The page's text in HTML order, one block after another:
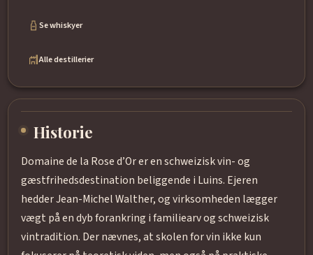
Se whiskyer
Alle destillerier
Historie
Domaine de la Rose d’Or er en schweizisk vin- og
gæstfrihedsdestination beliggende i Luins. Ejeren
hedder Jean-Michel Walther, og virksomheden lægger
vægt på en dyb forankring i familiearv og schweizisk
vintradition. Der nævnes, at skolen for vin ikke kun